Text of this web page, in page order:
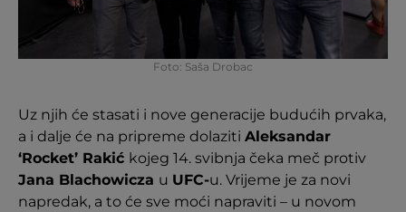
Foto: Saša Drobac
Uz njih će stasati i nove generacije budućih prvaka,
a i dalje će na pripreme dolaziti Aleksandar
‘Rocket’ Rakić kojeg 14. svibnja čeka meč protiv
Jana Blachowicza u UFC-u. Vrijeme je za novi
napredak, a to će sve moći napraviti – u novom